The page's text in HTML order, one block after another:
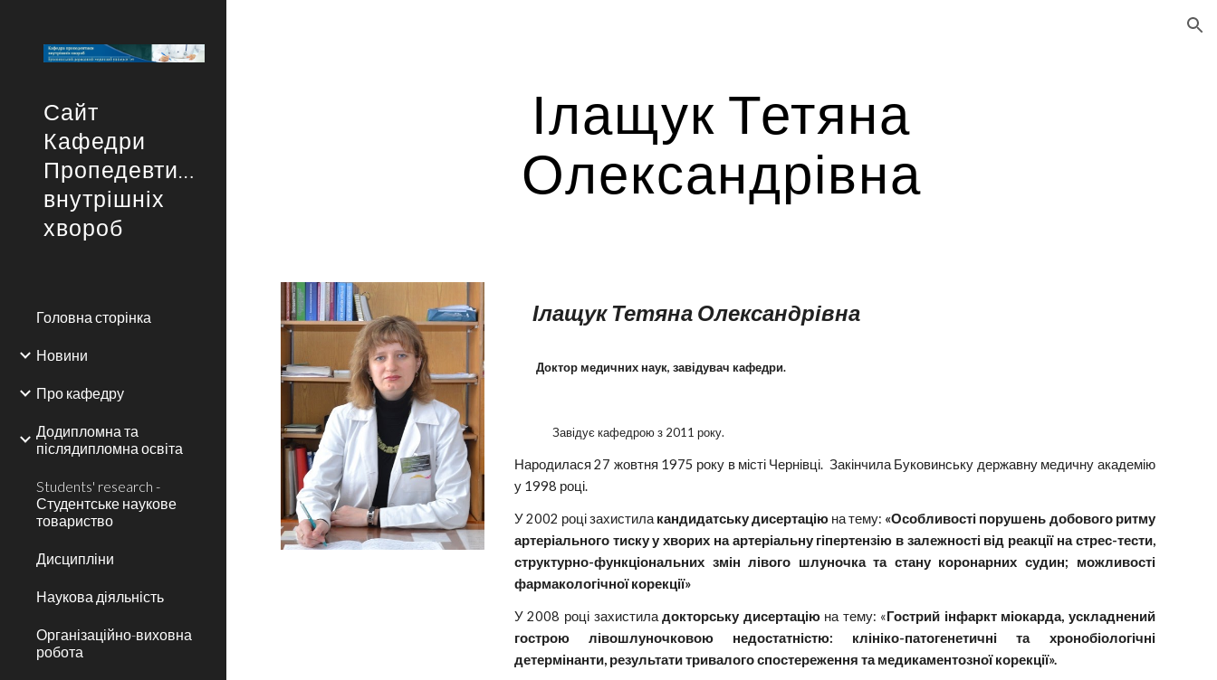
Сайт
Кафедри
Пропедевтики
внутрішніх
хвороб
Головна сторінка
Новини
Про кафедру
Додипломна та
післядипломна освіта
Students' research -
Студентське наукове
товариство
Дисципліни
Наукова діяльність
Організаційно-виховна
робота
Ілащук Тетяна
Олександрівна
Ілащук Тетяна Олександрівна
Доктор медичних наук, завідувач кафедри.
Завідує кафедрою з 2011 року.
Народилася 27 жовтня 1975 року в місті Чернівці. Закінчила Буковинську державну медичну академію
у 1998 році.
У 2002 році захистила кандидатську дисертацію на тему: «Особливості порушень добового ритму
артеріального тиску у хворих на артеріальну гіпертензію в залежності від реакції на стрес-тести,
структурно-функціональних змін лівого шлуночка та стану коронарних судин; можливості
фармакологічної корекції»
У2008 році захистиладокторську дисертаціюна тему: «Гострий інфаркт міокарда, ускладнений
гострою лівошлуночковою недостатністю: клініко-патогенетичні та хронобіологічні
детермінанти, результати тривалого спостереження та медикаментозної корекції».